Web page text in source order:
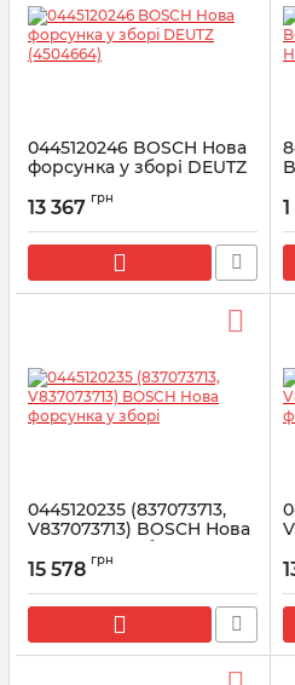
0445120246 BOSCH Нова
форсунка у зборі DEUTZ
Артикул: 0445120246
13 367 грн
0445120235 (837073713,
V837073713) BOSCH Нова
форсунка у зборі
Артикул: 0445120235
15 578 грн